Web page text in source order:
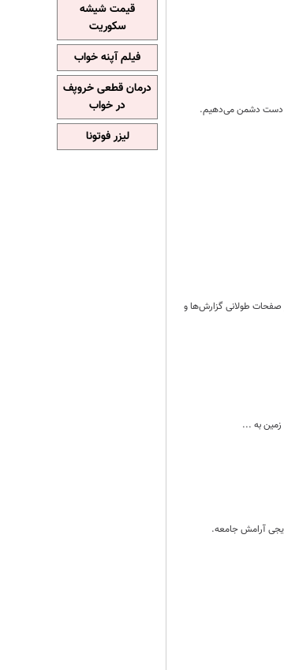
به دست دشمن می‌دهیم.
صفحات طولانی گزارش‌ها و
به ...
آرامش جامعه.
قیمت شیشه
سکوریت
فیلم آپنه خواب
درمان قطعی خروپف
در خواب
لیزر فوتونا